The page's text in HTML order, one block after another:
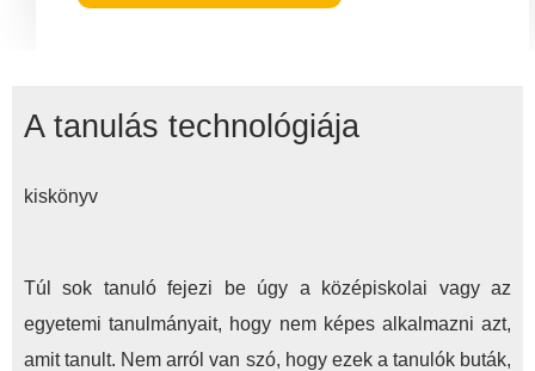
tanulás
A tanulás technológiája
kiskönyv
Túl sok tanuló fejezi be úgy a középiskolai vagy az
egyetemi tanulmányait, hogy nem képes alkalmazni azt,
amit tanult. Nem arról van szó, hogy ezek a tanulók buták,